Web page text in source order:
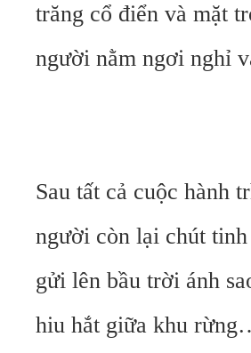
trăng cổ điển và mặt
người nằm ngơi nghỉ
Sau tất cả cuộc hành
người còn lại chút tinh
gửi lên bầu trời ánh
hiu hắt giữa khu